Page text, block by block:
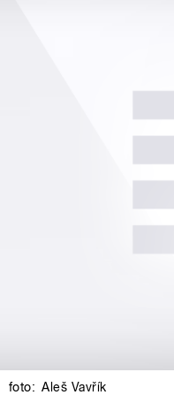
foto: Aleš Vavřík